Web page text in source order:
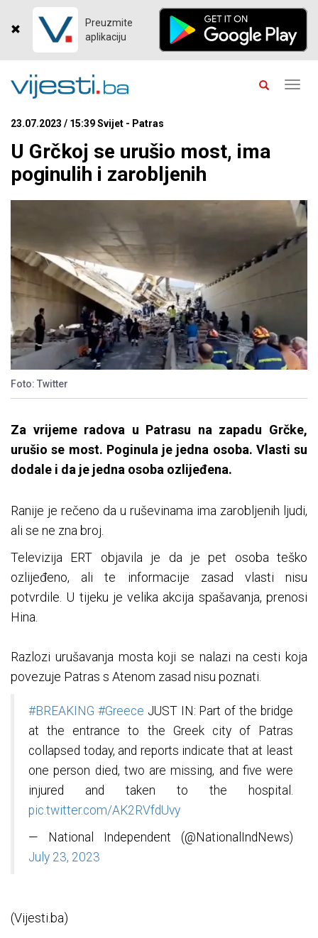
Preuzmite
aplikaciju
23.07.2023 / 15:39 Svijet - Patras
U Grčkoj se urušio most, ima
poginulih i zarobljenih
Foto: Twitter
Za vrijeme radova u Patrasu na zapadu Grčke,
urušio se most. Poginula je jedna osoba. Vlasti su
dodale i da je jedna osoba ozlijeđena.
Ranije je rečeno da u ruševinama ima zarobljenih ljudi,
ali se ne zna broj.
Televizija ERT objavila je da je pet osoba teško
ozlijeđeno, ali te informacije zasad vlasti nisu
potvrdile. U tijeku je velika akcija spašavanja, prenosi
Hina.
Razlozi urušavanja mosta koji se nalazi na cesti koja
povezuje Patras s Atenom zasad nisu poznati.
#BREAKING #Greece JUST IN: Part of the bridge
at the entrance to the Greek city of Patras
collapsed today, and reports indicate that at least
one person died, two are missing, and five were
injured and taken to the hospital.
pic.twitter.com/AK2RVfdUvy
— National Independent (@NationalIndNews)
July 23, 2023
(Vijesti.ba)